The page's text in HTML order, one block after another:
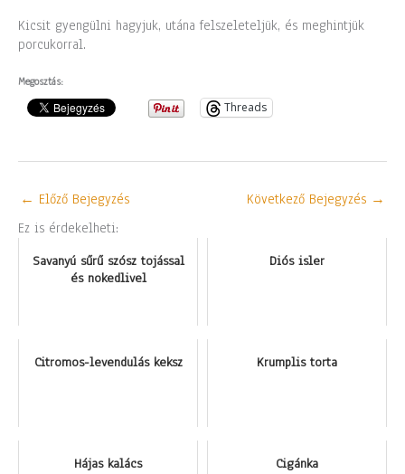
Kicsit gyengülni hagyjuk, utána felszeleteljük, és meghintjük
porcukorral.
Megosztás:
Threads
← Előző Bejegyzés Következő Bejegyzés →
Ez is érdekelheti:
Savanyú sűrű szósz tojással
és nokedlivel
Diós isler
Citromos-levendulás keksz Krumplis torta
Hájas kalács Cigánka